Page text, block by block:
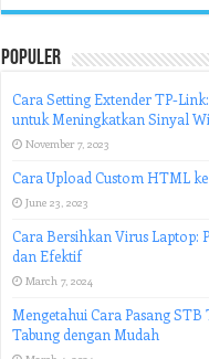
Populer
Cara Setting Extender TP-
untuk Meningkatkan Sinyal
November 7, 2023
Cara Upload Custom HTML
June 23, 2023
Cara Bersihkan Virus Laptop:
dan Efektif
March 7, 2024
Mengetahui Cara Pasang STB
Tabung dengan Mudah